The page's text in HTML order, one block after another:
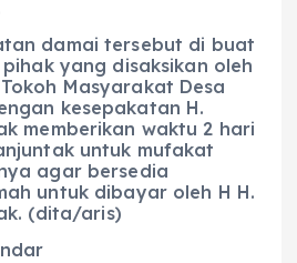
damai tersebut di buat
yang disaksikan oleh
Masyarakat Desa
kesepakatan H.
memberikan waktu 2 hari
untuk mufakat
agar bersedia
untuk dibayar oleh H H.
(dita/aris)